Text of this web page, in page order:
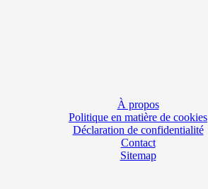
À propos
Politique en matière de cookies
Déclaration de confidentialité
Contact
Sitemap